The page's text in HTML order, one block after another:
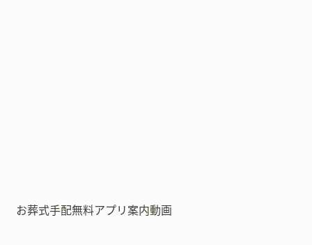
お葬式手配無料アプリ案内動画